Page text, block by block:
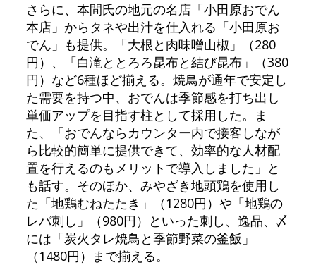
さらに、本間氏の地元の名店「小田原おでん
本店」からタネや出汁を仕入れる「小田原お
でん」も提供。「大根と肉味噌山椒」（280
円）、「白滝ととろろ昆布と結び昆布」（380
円）など6種ほど揃える。焼鳥が通年で安定し
た需要を持つ中、おでんは季節感を打ち出し
単価アップを目指す柱として採用した。ま
た、「おでんならカウンター内で接客しなが
ら比較的簡単に提供できて、効率的な人材配
置を行えるのもメリットで導入しました」と
も話す。そのほか、みやざき地頭鶏を使用し
た「地鶏むねたたき」（1280円）や「地鶏の
レバ刺し」（980円）といった刺し、逸品、〆
には「炭火タレ焼鳥と季節野菜の釜飯」
（1480円）まで揃える。